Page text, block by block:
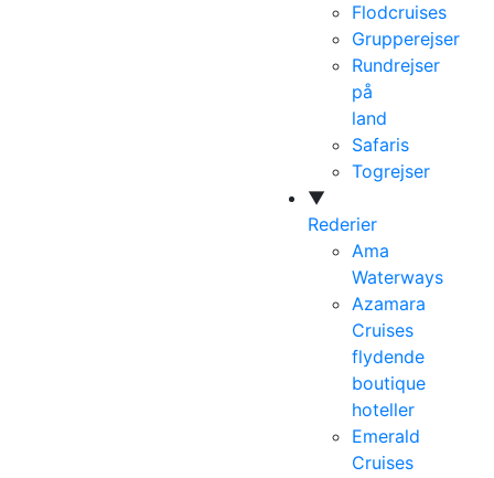
Flodcruises
Grupperejser
Rundrejser
på
land
Safaris
Togrejser
▼
Rederier
Ama
Waterways
Azamara
Cruises
flydende
boutique
hoteller
Emerald
Cruises